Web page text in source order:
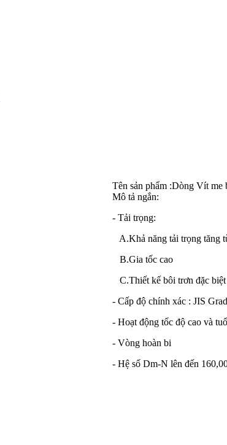
Tên sản phẩm :Dòng Vít me
Mô tả ngắn:
- Tải trọng:
A.Khả năng tải trọng tăng
B.Gia tốc cao
C.Thiết kế bôi trơn đặc
- Cấp độ chính xác : JIS
- Hoạt động tốc độ cao và
- Vòng hoàn bi
- Hệ số Dm-N lên đến